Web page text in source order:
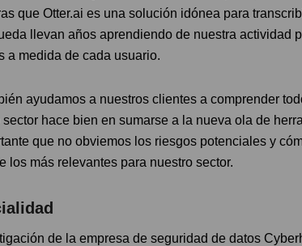
que Otter.ai es una solución idónea para
llevan años aprendiendo de nuestra actividad
a medida de cada usuario.
ayudamos a nuestros clientes a comprender
hace bien en sumarse a la nueva ola de
que no obviemos los riesgos potenciales y
los más relevantes para nuestro sector.
de la empresa de seguridad de datos